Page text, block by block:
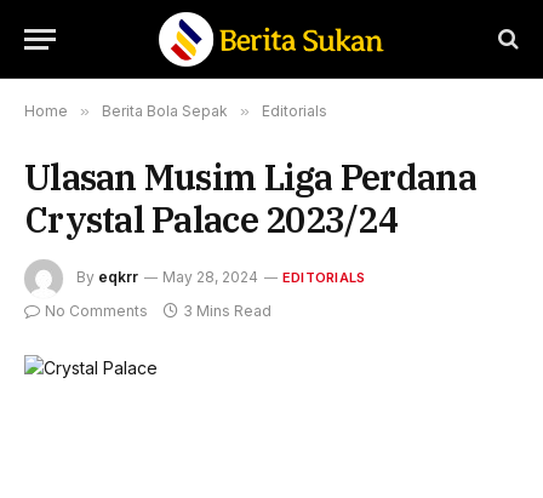
Home » Berita Bola Sepak » Editorials
Ulasan Musim Liga Perdana
Crystal Palace 2023/24
By eqkrr May 28, 2024 EDITORIALS
No Comments 3 Mins Read